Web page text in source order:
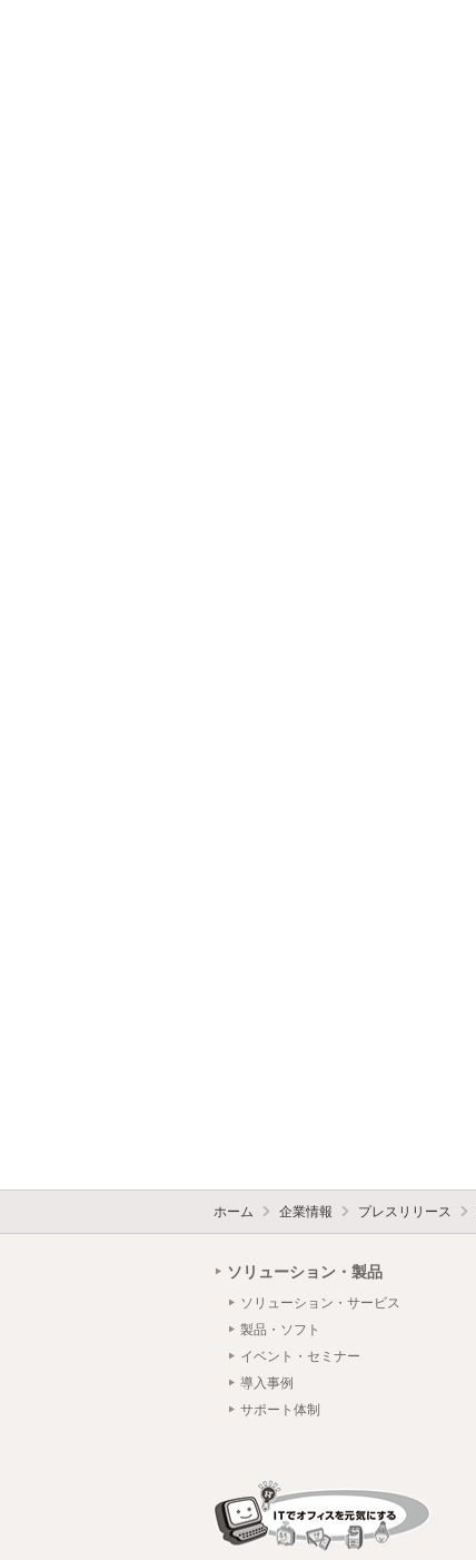
ホーム 企業情報 プレスリリース
ソリューション・製品
ソリューション・サービス
製品・ソフト
イベント・セミナー
導入事例
サポート体制